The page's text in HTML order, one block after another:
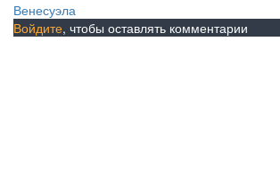
Венесуэла
Войдите, чтобы оставлять комментарии